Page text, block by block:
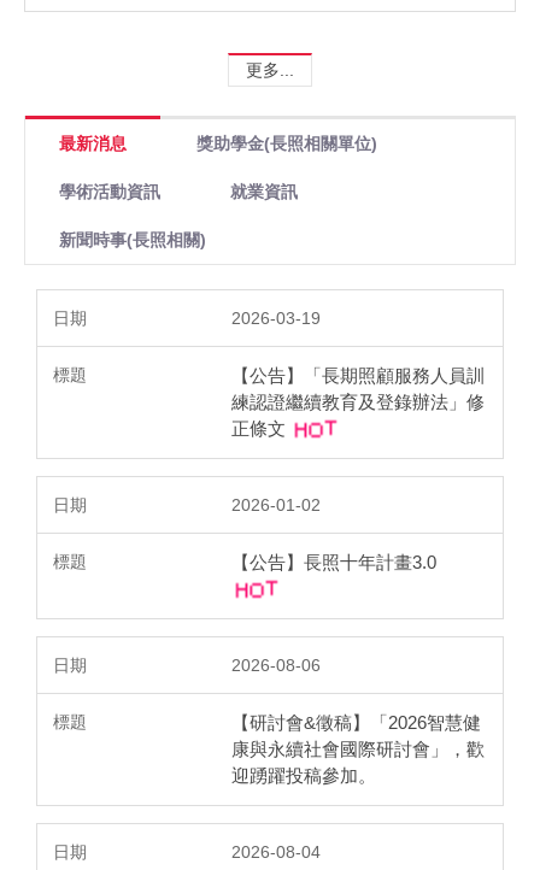
更多...
最新消息 獎助學金(長照相關單位)
學術活動資訊 就業資訊
新聞時事(長照相關)
2026-03-19
【公告】「長期照顧服務人員訓
練認證繼續教育及登錄辦法」修
正條文
2026-01-02
【公告】長照十年計畫3.0
2026-08-06
【研討會&徵稿】「2026智慧健
康與永續社會國際研討會」，歡
迎踴躍投稿參加。
2026-08-04